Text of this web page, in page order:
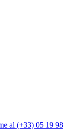
al (+33) 05 19 98